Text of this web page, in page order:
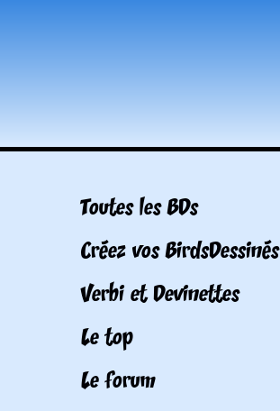
Toutes les BDs
Créez vos BirdsDessinés
Verbi et Devinettes
Le top
Le forum